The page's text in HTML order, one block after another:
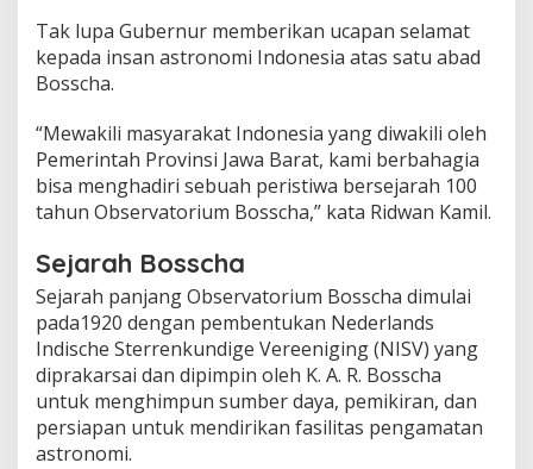
Tak lupa Gubernur memberikan ucapan selamat
kepada insan astronomi Indonesia atas satu abad
Bosscha.
“Mewakili masyarakat Indonesia yang diwakili oleh
Pemerintah Provinsi Jawa Barat, kami berbahagia
bisa menghadiri sebuah peristiwa bersejarah 100
tahun Observatorium Bosscha,” kata Ridwan Kamil.
Sejarah Bosscha
Sejarah panjang Observatorium Bosscha dimulai
pada1920 dengan pembentukan Nederlands
Indische Sterrenkundige Vereeniging (NISV) yang
diprakarsai dan dipimpin oleh K. A. R. Bosscha
untuk menghimpun sumber daya, pemikiran, dan
persiapan untuk mendirikan fasilitas pengamatan
astronomi.